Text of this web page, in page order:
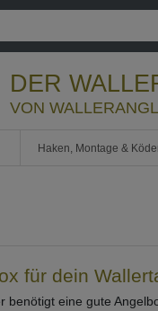
DER
VON
Haken, Montage &
für dein
benötigt eine gute